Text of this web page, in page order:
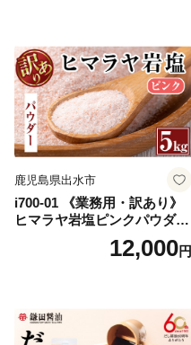
鹿児島県出水市
i700-01 《業務用・訳あり》
ヒマラヤ岩塩ピンクパウダー
タイプ(5kg) 岩塩 塩 調味料
しお 保存料不使用 天然 パウ
ティースマイル】
12,000円